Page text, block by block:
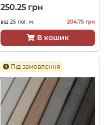
250.25 грн
від 25 пог. м. 204.75 грн
В кошик
Під замовлення